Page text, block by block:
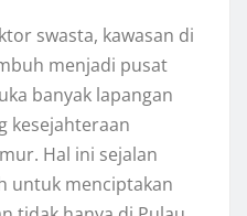
swasta, kawasan di
menjadi pusat
banyak lapangan
kesejahteraan
Hal ini sejalan
untuk menciptakan